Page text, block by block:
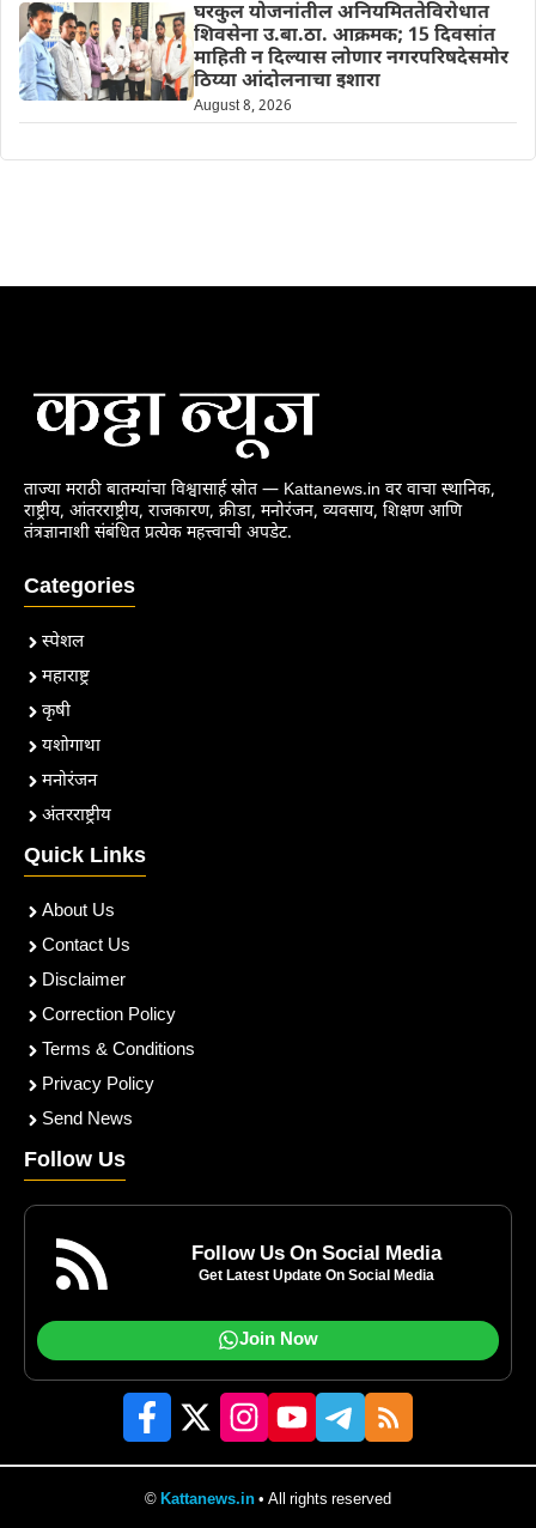
घरकुल योजनांतील अनियमिततेविरोधात
शिवसेना उ.बा.ठा. आक्रमक; 15 दिवसांत
माहिती न दिल्यास लोणार नगरपरिषदेसमोर
ठिय्या आंदोलनाचा इशारा
August 8, 2026
ताज्या मराठी बातम्यांचा विश्वासार्ह स्रोत — Kattanews.in वर वाचा स्थानिक,
राष्ट्रीय, आंतरराष्ट्रीय, राजकारण, क्रीडा, मनोरंजन, व्यवसाय, शिक्षण आणि
तंत्रज्ञानाशी संबंधित प्रत्येक महत्त्वाची अपडेट.
Categories
स्पेशल
महाराष्ट्र
कृषी
यशोगाथा
मनोरंजन
अंतरराष्ट्रीय
Quick Links
About Us
Contact Us
Disclaimer
Correction Policy
Terms & Conditions
Privacy Policy
Send News
Follow Us
Follow Us On Social Media
Get Latest Update On Social Media
Join Now
©Kattanews.in• All rights reserved